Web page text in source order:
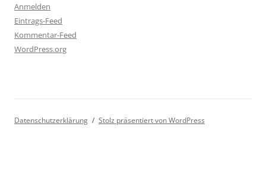
Anmelden
Eintrags-Feed
Kommentar-Feed
WordPress.org
Datenschutzerklärung Stolz präsentiert von WordPress